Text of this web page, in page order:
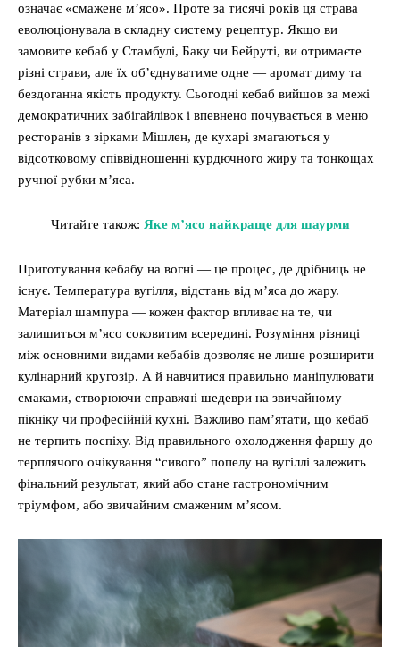
означає «смажене м’ясо». Проте за тисячі років ця страва
еволюціонувала в складну систему рецептур. Якщо ви
замовите кебаб у Стамбулі, Баку чи Бейруті, ви отримаєте
різні страви, але їх об’єднуватиме одне — аромат диму та
бездоганна якість продукту. Сьогодні кебаб вийшов за межі
демократичних забігайлівок і впевнено почувається в меню
ресторанів з зірками Мішлен, де кухарі змагаються у
відсотковому співвідношенні курдючного жиру та тонкощах
ручної рубки м’яса.
Читайте також: Яке м’ясо найкраще для шаурми
Приготування кебабу на вогні — це процес, де дрібниць не
існує. Температура вугілля, відстань від м’яса до жару.
Матеріал шампура — кожен фактор впливає на те, чи
залишиться м’ясо соковитим всередині. Розуміння різниці
між основними видами кебабів дозволяє не лише розширити
кулінарний кругозір. А й навчитися правильно маніпулювати
смаками, створюючи справжні шедеври на звичайному
пікніку чи професійній кухні. Важливо пам’ятати, що кебаб
не терпить поспіху. Від правильного охолодження фаршу до
терплячого очікування “сивого” попелу на вугіллі залежить
фінальний результат, який або стане гастрономічним
тріумфом, або звичайним смаженим м’ясом.